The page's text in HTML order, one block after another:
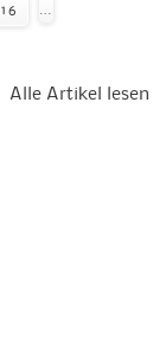
…
Alle Artikel lesen